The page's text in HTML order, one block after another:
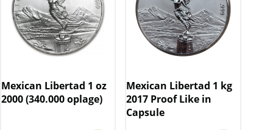
Mexican Libertad 1 oz
2000 (340.000 oplage)
Mexican Libertad 1 kg
2017 Proof Like in
Capsule